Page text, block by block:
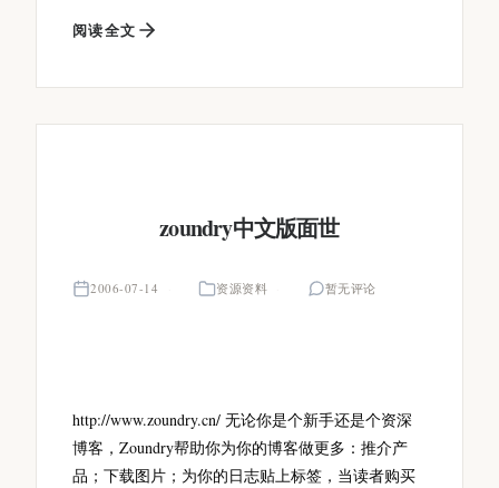
阅读全文
zoundry中文版面世
2006-07-14 资源资料 暂无评论
http://www.zoundry.cn/ 无论你是个新手还是个资深
博客，Zoundry帮助你为你的博客做更多：推介产
品；下载图片；为你的日志贴上标签，当读者购买